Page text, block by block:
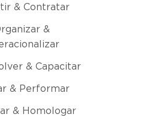
& Contratar
&
& Capacitar
& Performar
& Homologar